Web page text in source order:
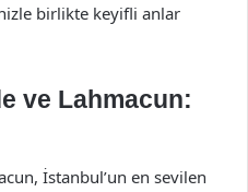
birlikte keyifli anlar
ve Lahmacun:
İstanbul’un en sevilen